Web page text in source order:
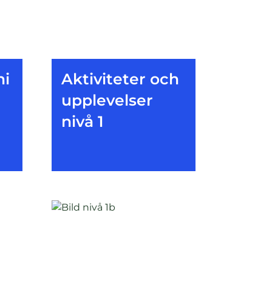
Aktiviteter och
upplevelser
nivå 1